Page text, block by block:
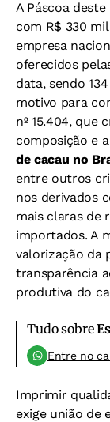
A Páscoa
com R$ 330
empresa
oferecidos
data, sendo
motivo para
nº 15.404, que
composição e
de cacau no
entre outros
nos derivados
mais claras de
importados. A
valorização da
transparência
produtiva do
Tudo sobre
Entre no
Imprimir
exige união de